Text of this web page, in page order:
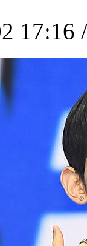
17:16